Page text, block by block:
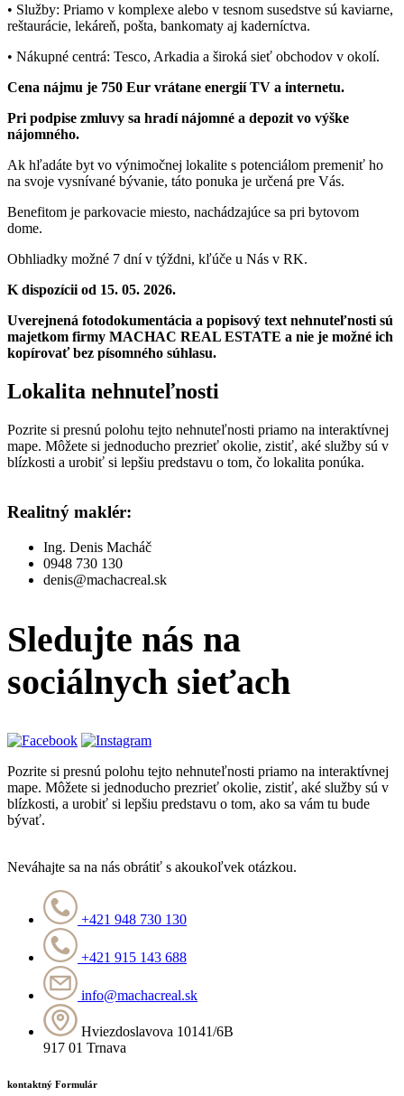
• Služby: Priamo v komplexe alebo v tesnom susedstve sú kaviarne,
reštaurácie, lekáreň, pošta, bankomaty aj kaderníctva.
• Nákupné centrá: Tesco, Arkadia a široká sieť obchodov v okolí.
Cena nájmu je 750 Eur vrátane energií TV a internetu.
Pri podpise zmluvy sa hradí nájomné a depozit vo výške
nájomného.
Ak hľadáte byt vo výnimočnej lokalite s potenciálom premeniť ho
na svoje vysnívané bývanie, táto ponuka je určená pre Vás.
Benefitom je parkovacie miesto, nachádzajúce sa pri bytovom
dome.
Obhliadky možné 7 dní v týždni, kľúče u Nás v RK.
K dispozícii od 15. 05. 2026.
Uverejnená fotodokumentácia a popisový text nehnuteľnosti sú
majetkom firmy MACHAC REAL ESTATE a nie je možné ich
kopírovať bez písomného súhlasu.
Lokalita nehnuteľnosti
Pozrite si presnú polohu tejto nehnuteľnosti priamo na interaktívnej
mape. Môžete si jednoducho prezrieť okolie, zistiť, aké služby sú v
blízkosti a urobiť si lepšiu predstavu o tom, čo lokalita ponúka.
Realitný maklér:
Ing. Denis Macháč
0948 730 130
denis@machacreal.sk
Sledujte nás na
sociálnych sieťach
Pozrite si presnú polohu tejto nehnuteľnosti priamo na interaktívnej
mape. Môžete si jednoducho prezrieť okolie, zistiť, aké služby sú v
blízkosti, a urobiť si lepšiu predstavu o tom, ako sa vám tu bude
bývať.
Neváhajte sa na nás obrátiť s akoukoľvek otázkou.
+421 948 730 130
+421 915 143 688
info@machacreal.sk
Hviezdoslavova 10141/6B
917 01 Trnava
kontaktný Formulár